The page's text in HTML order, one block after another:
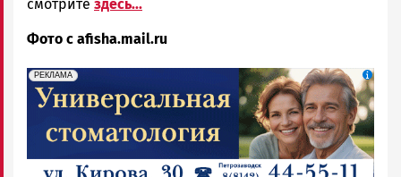
смотрите здесь...
Фото с afisha.mail.ru
erid: 2SDnjdpiKp6
РЕКЛАМА
Реклама